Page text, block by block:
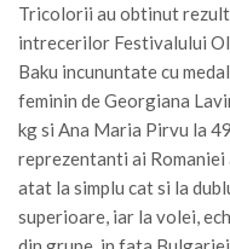
Tricolorii au obtinut
intrecerilor Festivalului
Baku incununtate cu
feminin de Georgiana
kg si Ana Maria Pirvu la
reprezentanti ai
atat la simplu cat si la
superioare, iar la volei,